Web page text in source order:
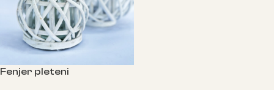
Fenjer pleteni